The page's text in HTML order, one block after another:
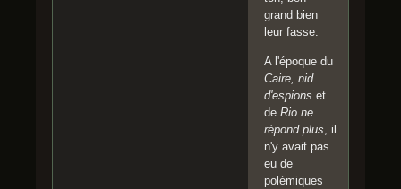
grand bien
leur fasse.
A l'époque du
Caire, nid
d'espions et
de Rio ne
répond plus , il
n'y avait pas
eu de
polémiques